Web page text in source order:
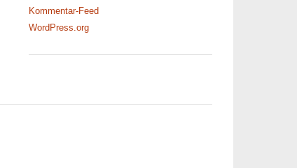
Kommentar-Feed
WordPress.org